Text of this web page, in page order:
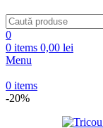
0
0 items 0,00 lei
Menu
0 items
-20%